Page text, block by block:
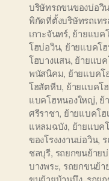
บริษัทรถขนของบ่อวิน
พิกัดที่ตั้งบริษัทรถเทร
เกาะจันทร์, ย้ายแบค
โฮบ่อวิน, ย้ายแบคโ
โฮบางแสน, ย้ายแบ
พนัสนิคม, ย้ายแบคโ
โฮสัตหีบ, ย้ายแบคโ
แบคโฮหนองใหญ่, ย้
ศรีราชา, ย้ายแบคโฮ
แหลมฉบัง, ย้ายแบค
ของโรงงงานบ่อวิน,
ชลบุรี, รถยกขนย้าย
บางพระ, รถยกขนย้า